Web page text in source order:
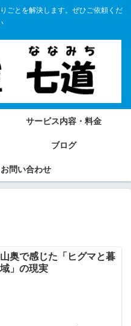
ごとを解決します。ぜひご依頼くだ
サービス内容・料金
ブログ
問い合わせ
奥で感じた「ヒグマと暮
」の現実